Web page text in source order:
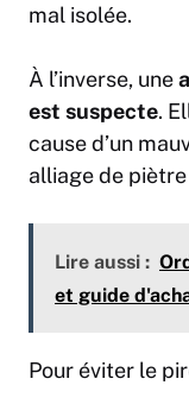
mal isolée.
À l’inverse, une
est suspecte.
cause d’un
alliage de
Lire aussi :
et guide
Pour éviter le